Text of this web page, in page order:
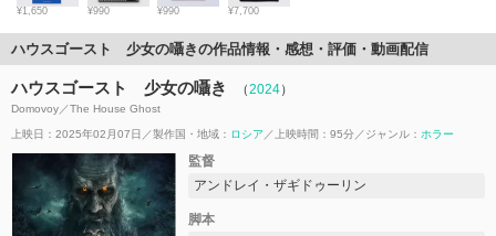
¥1,650 ¥990 ¥990 ¥7,700
ハウスゴースト 少女の囁きの作品情報・感想・評価・動画配信
ハウスゴースト 少女の囁き （2024）
Domovoy／The House Ghost
上映日：2025年02月07日 製作国・地域： ロシア 上映時間：95分 ジャンル： ホラー
監督
アンドレイ・ザギドゥーリン
脚本